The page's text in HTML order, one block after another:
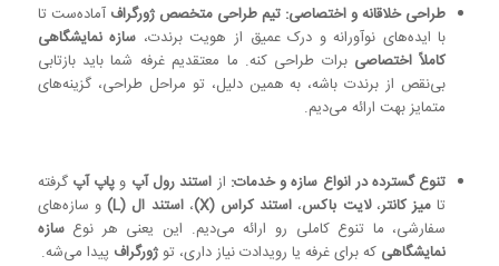
طراحی خلاقانه و اختصاصی: تیم طراحی متخصص ژورگراف آماده‌ست تا
با ایده‌های نوآورانه و درک عمیق از هویت برندت، سازه نمایشگاهی
کاملاً اختصاصی برات طراحی کنه. ما معتقدیم غرفه شما باید بازتابی
بی‌نقص از برندت باشه، به همین دلیل، تو مراحل طراحی، گزینه‌های
متمایز بهت ارائه می‌دیم.
تنوع گسترده در انواع سازه و خدمات: از استند رول آپ و پاپ آپ گرفته
تا میز کانتر،لایت باکس، استند کراس (X) ،استند ال (L) و سازه‌های
سفارشی، ما تنوع کاملی رو ارائه می‌دیم. این یعنی هر نوعسازه
نمایشگاهی که برای غرفه یا رویدادت نیاز داری، تو ژورگراف پیدا می‌شه.